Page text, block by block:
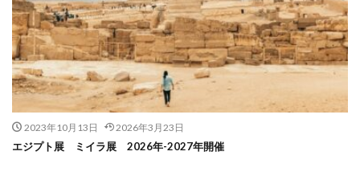
2023年10月13日 2026年3月23日
エジプト展 ミイラ展 2026年-2027年開催